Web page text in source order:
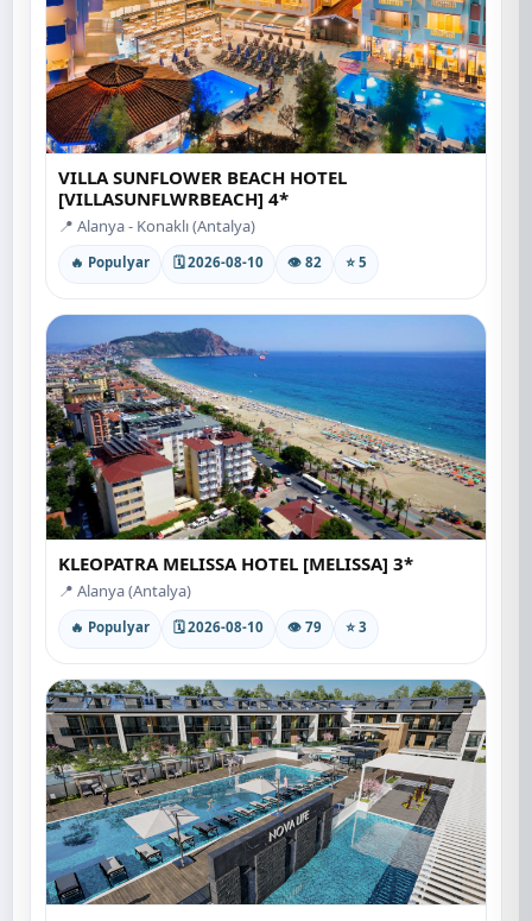
VILLA SUNFLOWER BEACH HOTEL
[VILLASUNFLWRBEACH] 4*
📍 Alanya - Konaklı (Antalya)
🔥 Populyar 🗓 2026-08-10 👁 82 ⭐ 5
KLEOPATRA MELISSA HOTEL [MELISSA] 3*
📍 Alanya (Antalya)
🔥 Populyar 🗓 2026-08-10 👁 79 ⭐ 3